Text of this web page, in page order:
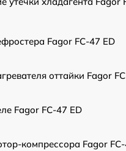
Fagor FC-47 ED
оттайки Fagor
Fagor FC-47 ED
компрессора Fagor